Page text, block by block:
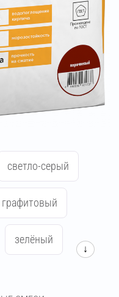
светло-серый
графитовый
зелёный
↓